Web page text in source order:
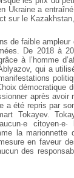
Ukraine a
sur le
de faible
De 2018 à
à l’homme
qui a
démocratique
après avoir
a été repris par
Tokayev.
la marionnette
en faveur
des